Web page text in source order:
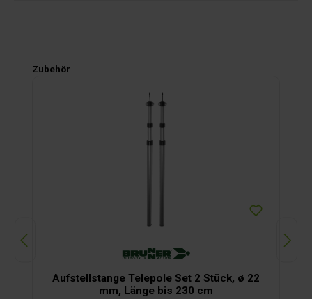
Produktgalerie überspringen
Zubehör
Aufstellstange Telepole Set 2 Stück, ø 22
mm, Länge bis 230 cm